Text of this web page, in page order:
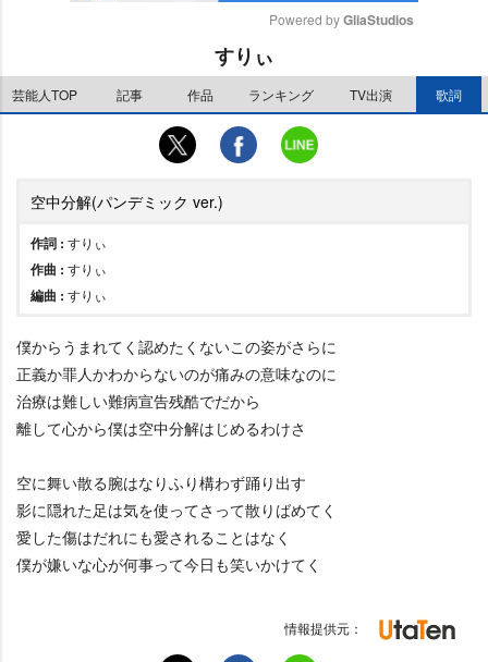
Powered by GliaStudios
すりぃ
芸能人TOP 記事 作品 ランキング TV出演 歌詞
空中分解(パンデミック ver.)
作詞 : すりぃ
作曲 : すりぃ
編曲 : すりぃ
僕からうまれてく認めたくないこの姿がさらに
正義か罪人かわからないのが痛みの意味なのに
治療は難しい難病宣告残酷でだから
離して心から僕は空中分解はじめるわけさ
空に舞い散る腕はなりふり構わず踊り出す
影に隠れた足は気を使ってさって散りばめてく
愛した傷はだれにも愛されることはなく
僕が嫌いな心が何事って今日も笑いかけてく
情報提供元：